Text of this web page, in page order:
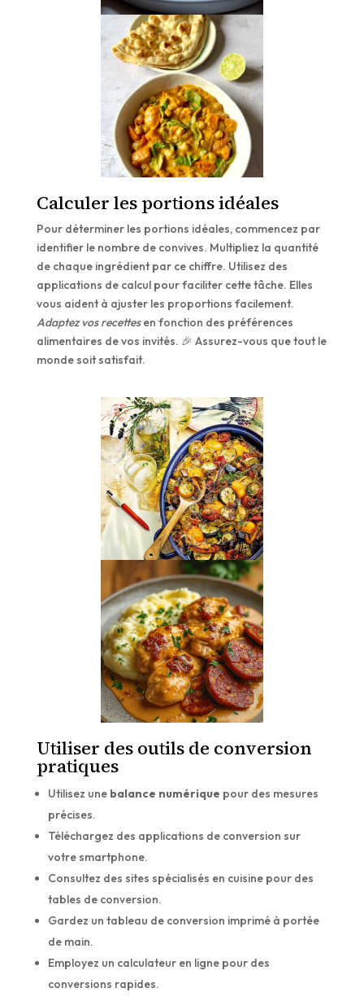
Calculer les portions idéales
Pour déterminer les portions idéales, commencez par
identifier le nombre de convives. Multipliez la quantité
de chaque ingrédient par ce chiffre. Utilisez des
applications de calcul pour faciliter cette tâche. Elles
vous aident à ajuster les proportions facilement.
Adaptez vos recettesen fonction des préférences
alimentaires de vos invités. 🎉 Assurez-vous que tout le
monde soit satisfait.
Utiliser des outils de conversion
pratiques
Utilisez une balance numérique pour des mesures
précises.
Téléchargez des applications de conversion sur
votre smartphone.
Consultez des sites spécialisés en cuisine pour des
tables de conversion.
Gardez un tableau de conversion imprimé à portée
de main.
Employez un calculateur en ligne pour des
conversions rapides.